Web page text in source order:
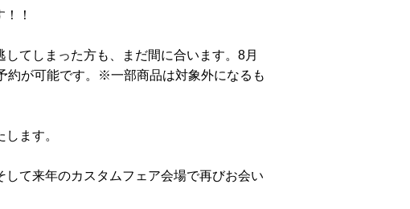
！！
てしまった方も、まだ間に合います。8月
約が可能です。※一部商品は対象外になるも
ます。
て来年のカスタムフェア会場で再びお会い